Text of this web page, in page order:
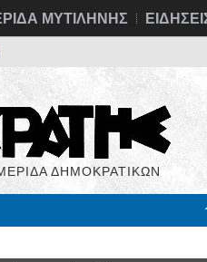
ΜΥΤΙΛΗΝΗΣ
ΔΗΜΟΚΡΑΤΙΚΩΝ